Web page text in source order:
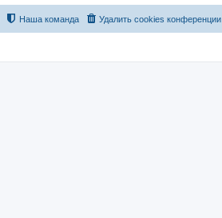
Удалить cookies конференции
Наша команда